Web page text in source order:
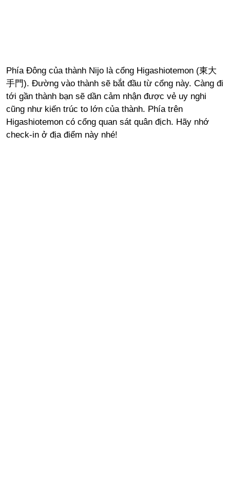
Phía Đông của thành Nijo là cổng Higashiotemon (東大
手門). Đường vào thành sẽ bắt đầu từ cổng này. Càng đi
tới gần thành bạn sẽ dần cảm nhận được vẻ uy nghi
cũng như kiến trúc to lớn của thành. Phía trên
Higashiotemon có cổng quan sát quân địch. Hãy nhớ
check-in ở địa điểm này nhé!